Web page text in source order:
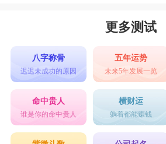
更多测试
八字称骨
迟迟未成功的原因
五年运势
未来5年发展一览
命中贵人
谁是你的命中贵人
横财运
躺着都能赚钱